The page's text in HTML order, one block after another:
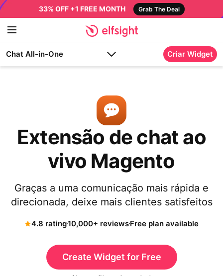
33% OFF +1 FREE MONTH Grab The Deal
Chat All-in-One Criar Widget
Extensão de chat ao
vivo Magento
Graças a uma comunicação mais rápida e
direcionada, deixe mais clientes satisfeitos
4.8 rating10,000+ reviewsFree plan available
Create Widget for Free